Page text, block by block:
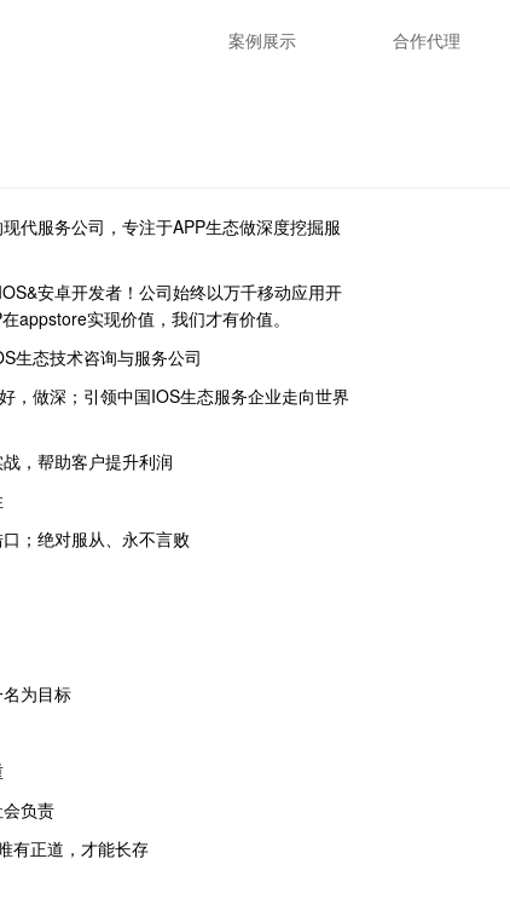
案例展示 合作代理
代服务公司，专注于APP生态做深度挖掘服
安卓开发者！公司始终以万千移动应用开
appstore实现价值，我们才有价值。
生态技术咨询与服务公司
，做深；引领中国IOS生态服务企业走向世界
，帮助客户提升利润
；绝对服从、永不言败
为目标
会负责
有正道，才能长存